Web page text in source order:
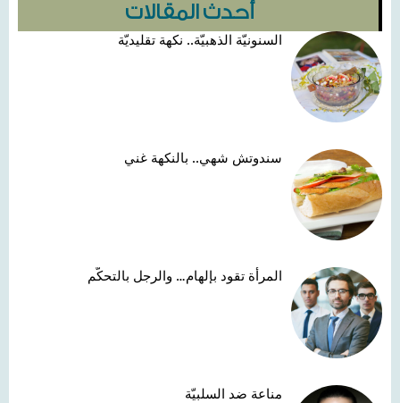
أحدث المقالات
السنونيّة الذهبيّة.. نكهة تقليديّة
سندوتش شهي.. بالنكهة غني
المرأة تقود بإلهام… والرجل بالتحكّم
مناعة ضد السلبيّة